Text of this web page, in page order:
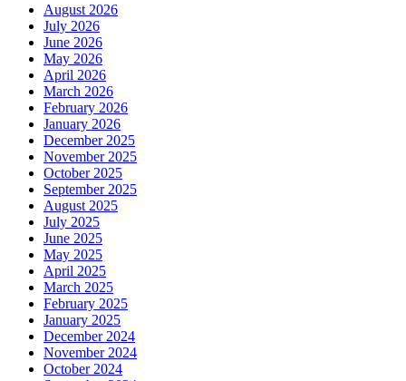
August 2026
July 2026
June 2026
May 2026
April 2026
March 2026
February 2026
January 2026
December 2025
November 2025
October 2025
September 2025
August 2025
July 2025
June 2025
May 2025
April 2025
March 2025
February 2025
January 2025
December 2024
November 2024
October 2024